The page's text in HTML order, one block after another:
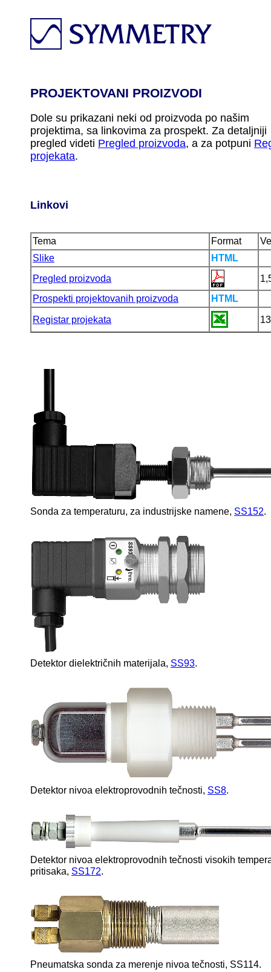
PROJEKTOVANI PROIZVODI
Dole su prikazani neki od proizvoda po našim
projektima, sa linkovima za prospekt. Za detaljniji
pregled videti Pregled proizvoda, a za potpuni
projekata.
Linkovi
Tema Format
Slike
HTML
Pregled proizvoda
Prospekti projektovanih proizvoda
HTML
Registar projekata
Sonda za temperaturu, za industrijske namene, SS152.
Detektor dielektričnih materijala, SS93.
Detektor nivoa elektroprovodnih tečnosti, SS8.
Detektor nivoa elektroprovodnih tečnosti visokih
pritisaka, SS172.
Pneumatska sonda za merenje nivoa tečnosti, SS114.